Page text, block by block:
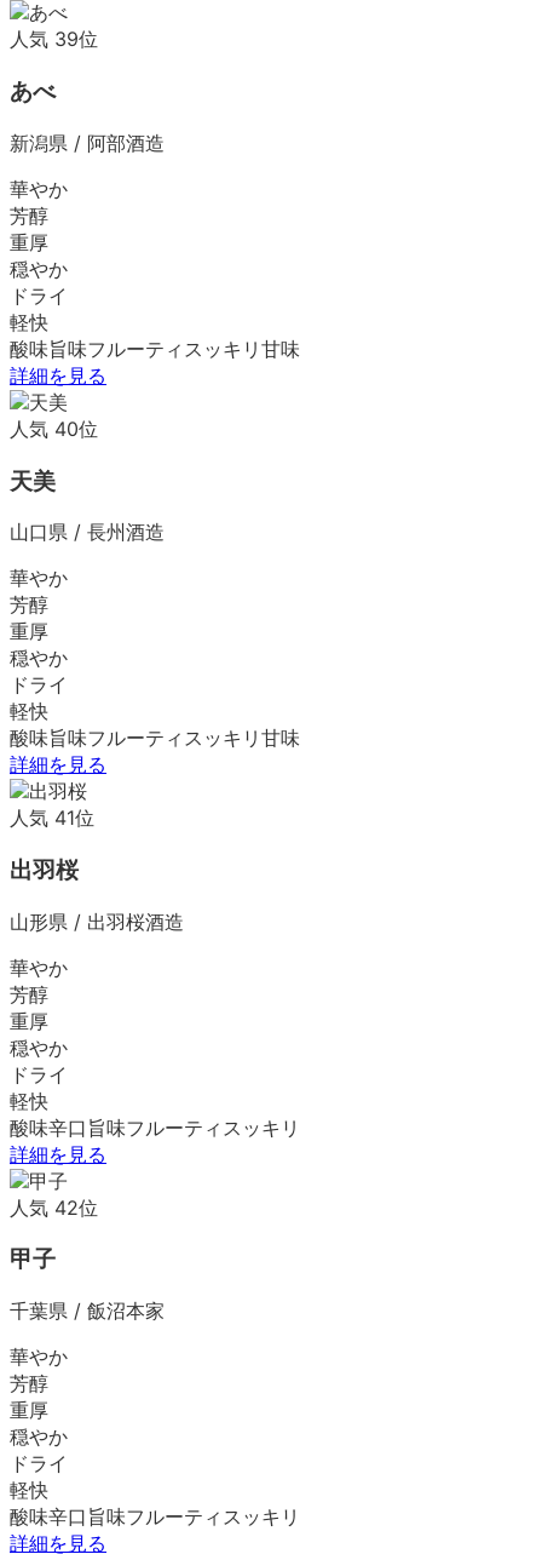
人気 39位
あべ
新潟県 / 阿部酒造
華やか
芳醇
重厚
穏やか
ドライ
軽快
酸味旨味フルーティ スッキリ 甘味
詳細を見る
人気 40位
天美
山口県 / 長州酒造
華やか
芳醇
重厚
穏やか
ドライ
軽快
酸味旨味フルーティ スッキリ 甘味
詳細を見る
人気 41位
出羽桜
山形県 / 出羽桜酒造
華やか
芳醇
重厚
穏やか
ドライ
軽快
酸味辛口 旨味フルーティ スッキリ
詳細を見る
人気 42位
甲子
千葉県 / 飯沼本家
華やか
芳醇
重厚
穏やか
ドライ
軽快
酸味辛口 旨味フルーティ スッキリ
詳細を見る